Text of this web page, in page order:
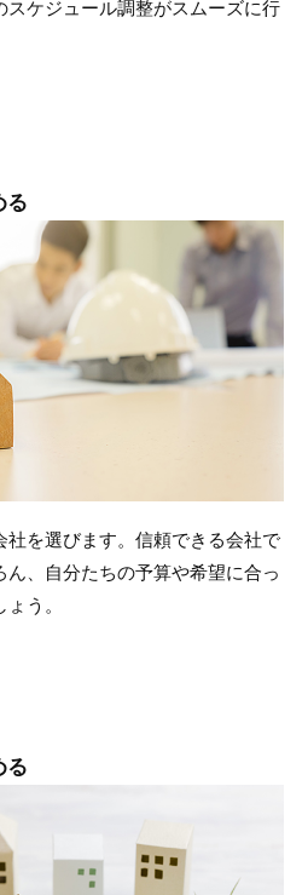
スケジュール調整がスムーズに行
る
社を選びます。信頼できる会社で
ん、自分たちの予算や希望に合っ
う。
る